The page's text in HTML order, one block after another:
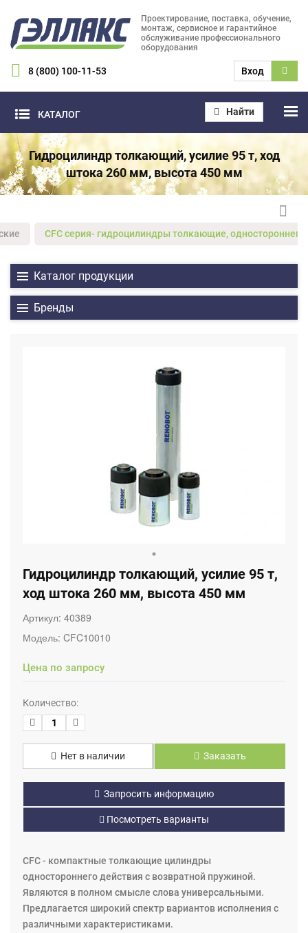
Проектирование, поставка, обучение,
монтаж, сервисное и гарантийное
обслуживание профессионального
оборудования
8 (800) 100-11-53 Вход
КАТАЛОГ Найти
Гидроцилиндр толкающий, усилие 95 т, ход
штока 260 мм, высота 450 мм
CFС серия- гидроцилиндры толкающие, одностороннего
Каталог продукции
Бренды
Гидроцилиндр толкающий, усилие 95 т,
ход штока 260 мм, высота 450 мм
Артикул: 40389
Модель: CFC10010
Цена по запросу
Количество:
Нет в наличии Заказать
Запросить информацию
Посмотреть варианты
CFC - компактные толкающие цилиндры
одностороннего действия с возвратной пружиной.
Являются в полном смысле слова универсальными.
Предлагается широкий спектр вариантов исполнения с
различными характеристиками.